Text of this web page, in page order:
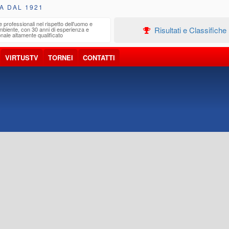
DAL 1921
professionali nel rispetto dell'uomo e
con 30 anni di esperienza e
altamente qualificato Risultati e Classifiche
VIRTUSTV TORNEI CONTATTI